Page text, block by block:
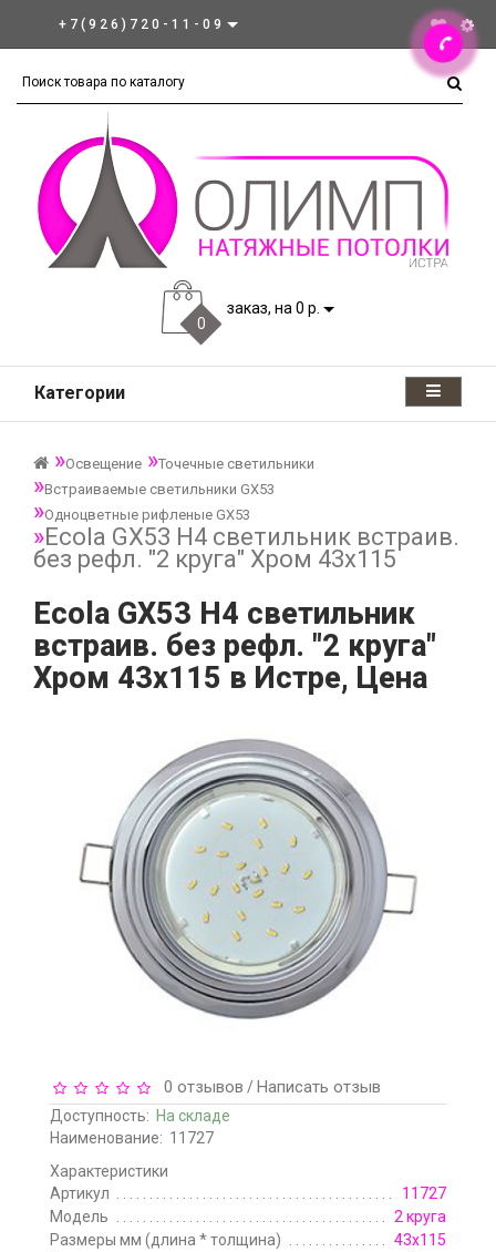
+7(926)720-11-09
0
заказ, на 0 р.
Категории
Освещение
Точечные светильники
Встраиваемые светильники GX53
Одноцветные рифленые GX53
Ecola GX53 H4 светильник встраив.
без рефл. "2 круга" Хром 43x115
Ecola GX53 H4 светильник
встраив. без рефл. "2 круга"
Хром 43x115 в Истре, Цена
0 отзывов /Написать отзыв
Доступность: На складе
Наименование: 11727
Характеристики
Артикул
11727
Модель
2 круга
Размеры мм (длина * толщина)
43х115